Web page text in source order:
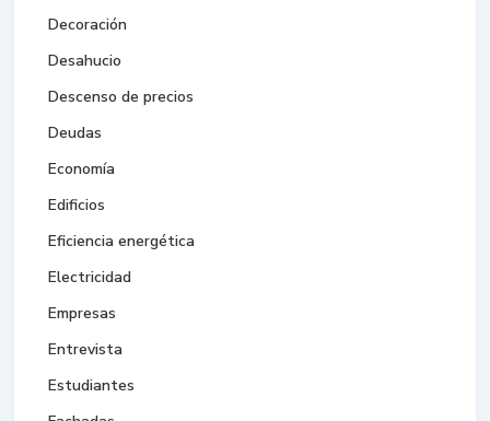
Decoración
Desahucio
Descenso de precios
Deudas
Economía
Edificios
Eficiencia energética
Electricidad
Empresas
Entrevista
Estudiantes